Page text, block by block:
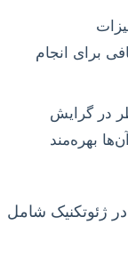
برای انجام
در گرایش
بهره‌مند
ژئوتکنیک شامل